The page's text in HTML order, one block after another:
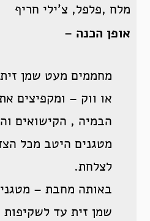
מלח ,פלפל, צ’ילי חריף
אופן הכנה –
מחממים מעט שמן
או ווק – ומקפיצים
הבמיה , הקישואים
מטגנים היטב מכל
לצלחת.
באותה מחבת –
שמן זית עד